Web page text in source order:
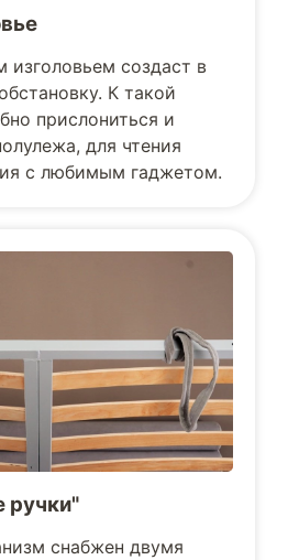
изголовьем создаст в
К такой
прислониться и
для чтения
с любимым гаджетом.
ручки"
снабжен двумя